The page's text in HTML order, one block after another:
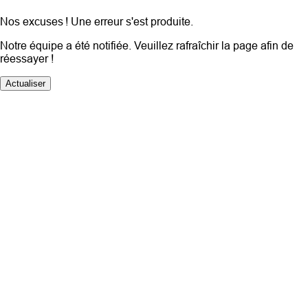
Nos excuses ! Une erreur s'est produite.
Notre équipe a été notifiée. Veuillez rafraîchir la page afin de
réessayer !
Actualiser